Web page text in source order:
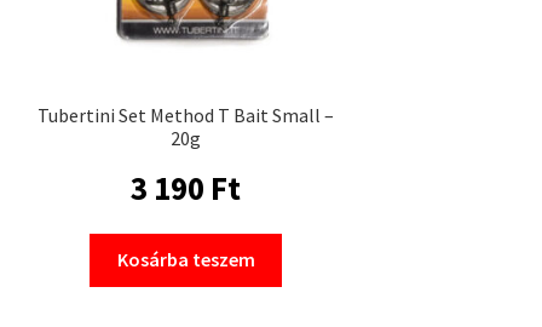
Tubertini Set Method T Bait Small –
20g
3 190 Ft
Kosárba teszem